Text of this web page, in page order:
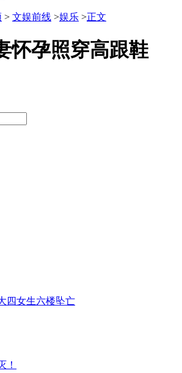
> 文娱前线 >娱乐 >正文
怀孕照穿高跟鞋
四女生六楼坠亡
！